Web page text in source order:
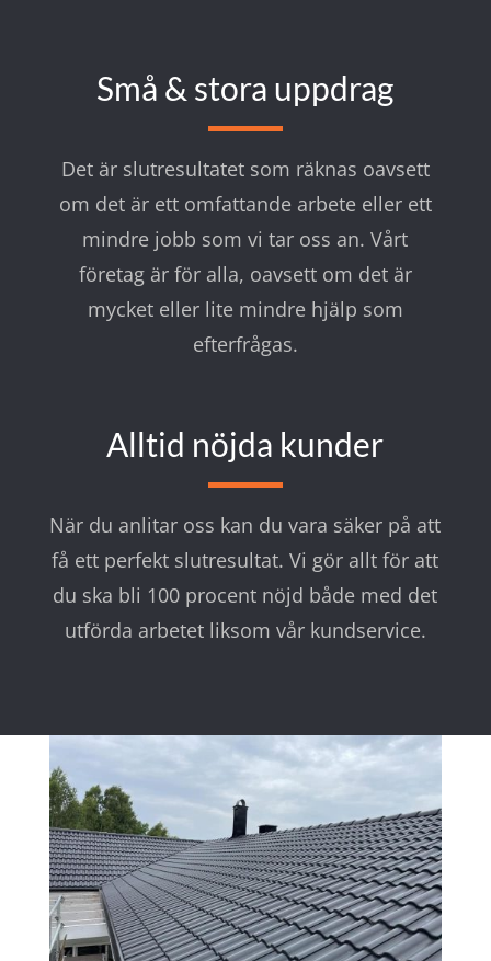
Små & stora uppdrag
Det är slutresultatet som räknas oavsett
om det är ett omfattande arbete eller ett
mindre jobb som vi tar oss an. Vårt
företag är för alla, oavsett om det är
mycket eller lite mindre hjälp som
efterfrågas.
Alltid nöjda kunder
När du anlitar oss kan du vara säker på att
få ett perfekt slutresultat. Vi gör allt för att
du ska bli 100 procent nöjd både med det
utförda arbetet liksom vår kundservice.